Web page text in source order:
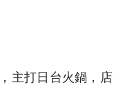
主打日台火鍋，店